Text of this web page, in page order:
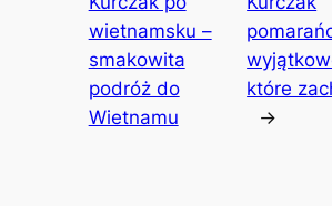
wietnamsku –
smakowita
podróż do
Wietnamu
które
→